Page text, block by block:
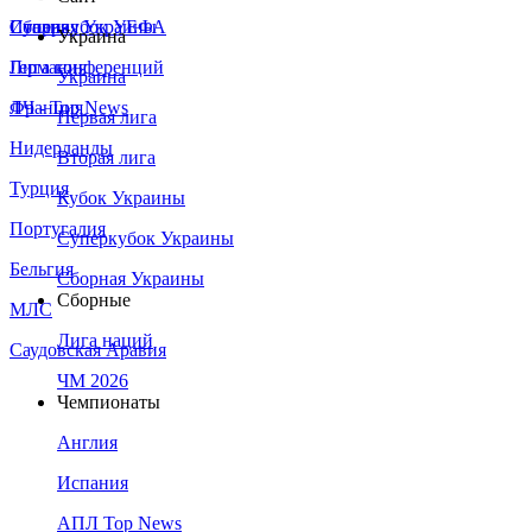
Сборная Украины
Италия
Германия
Франция
Нидерланды
Турция
Португалия
Бельгия
МЛС
Саудовская Аравия
Суперкубок УЕФА
Лига конференций
ЛЧ - Top News
Украина
Украина
Первая лига
Вторая лига
Кубок Украины
Суперкубок Украины
Сборная Украины
Сборные
Лига наций
ЧМ 2026
Чемпионаты
Англия
Испания
АПЛ Top News